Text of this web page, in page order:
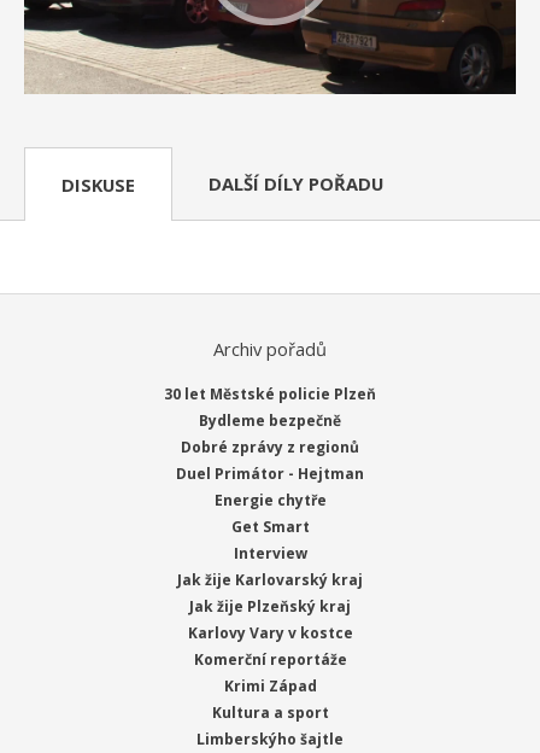
DISKUSE DALŠÍ DÍLY POŘADU
Archiv pořadů
30 let Městské policie Plzeň
Bydleme bezpečně
Dobré zprávy z regionů
Duel Primátor - Hejtman
Energie chytře
Get Smart
Interview
Jak žije Karlovarský kraj
Jak žije Plzeňský kraj
Karlovy Vary v kostce
Komerční reportáže
Krimi Západ
Kultura a sport
Limberskýho šajtle